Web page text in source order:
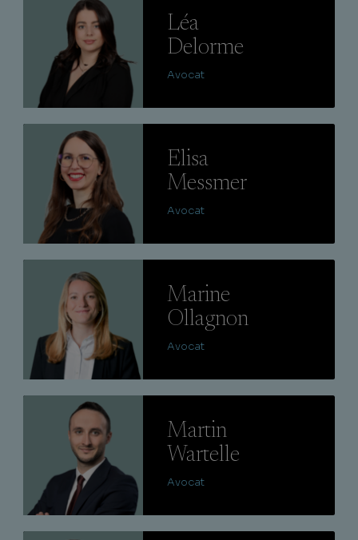
Léa
Delorme
Avocat
Elisa
Messmer
Avocat
Marine
Ollagnon
Avocat
Martin
Wartelle
Avocat